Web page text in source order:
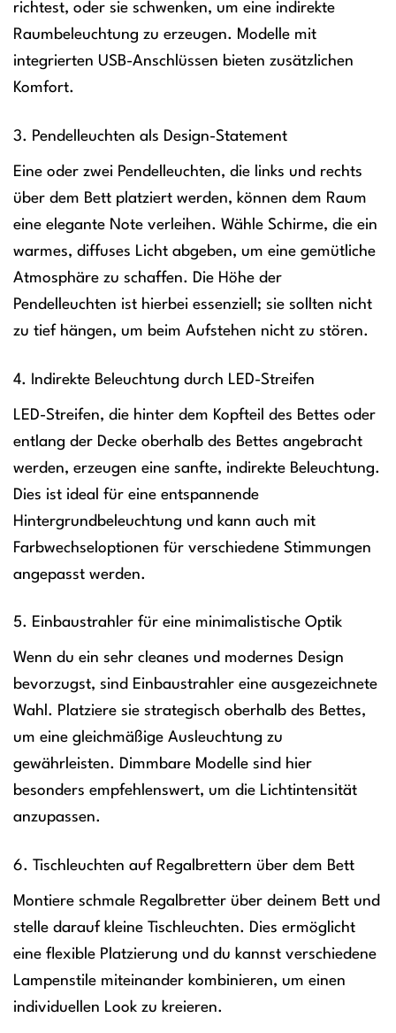
richtest, oder sie schwenken, um eine indirekte
Raumbeleuchtung zu erzeugen. Modelle mit
integrierten USB-Anschlüssen bieten zusätzlichen
Komfort.
3. Pendelleuchten als Design-Statement
Eine oder zwei Pendelleuchten, die links und rechts
über dem Bett platziert werden, können dem Raum
eine elegante Note verleihen. Wähle Schirme, die ein
warmes, diffuses Licht abgeben, um eine gemütliche
Atmosphäre zu schaffen. Die Höhe der
Pendelleuchten ist hierbei essenziell; sie sollten nicht
zu tief hängen, um beim Aufstehen nicht zu stören.
4. Indirekte Beleuchtung durch LED-Streifen
LED-Streifen, die hinter dem Kopfteil des Bettes oder
entlang der Decke oberhalb des Bettes angebracht
werden, erzeugen eine sanfte, indirekte Beleuchtung.
Dies ist ideal für eine entspannende
Hintergrundbeleuchtung und kann auch mit
Farbwechseloptionen für verschiedene Stimmungen
angepasst werden.
5. Einbaustrahler für eine minimalistische Optik
Wenn du ein sehr cleanes und modernes Design
bevorzugst, sind Einbaustrahler eine ausgezeichnete
Wahl. Platziere sie strategisch oberhalb des Bettes,
um eine gleichmäßige Ausleuchtung zu
gewährleisten. Dimmbare Modelle sind hier
besonders empfehlenswert, um die Lichtintensität
anzupassen.
6. Tischleuchten auf Regalbrettern über dem Bett
Montiere schmale Regalbretter über deinem Bett und
stelle darauf kleine Tischleuchten. Dies ermöglicht
eine flexible Platzierung und du kannst verschiedene
Lampenstile miteinander kombinieren, um einen
individuellen Look zu kreieren.